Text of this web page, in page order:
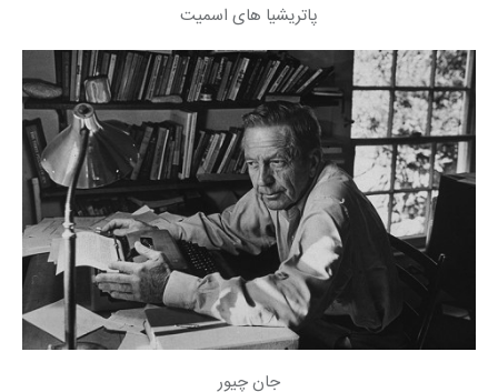
پاتریشیا های اسمیت
جان چیور